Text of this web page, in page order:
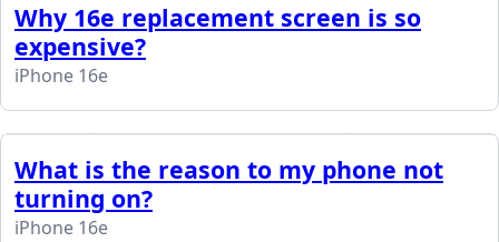
Why 16e replacement screen is so
expensive?
iPhone 16e
What is the reason to my phone not
turning on?
iPhone 16e